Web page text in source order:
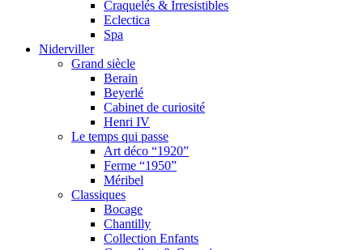
Craquelés & Irresistibles
Eclectica
Spa
Niderviller
Grand siècle
Berain
Beyerlé
Cabinet de curiosité
Henri IV
Le temps qui passe
Art déco “1920”
Ferme “1950”
Méribel
Classiques
Bocage
Chantilly
Collection Enfants